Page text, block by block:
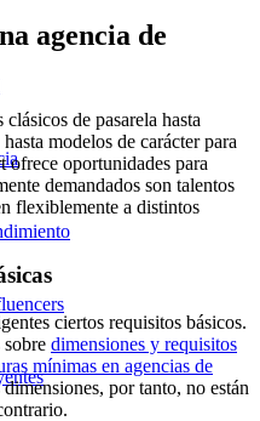
agencia de
de pasarela hasta
modelos de carácter para
oportunidades para
demandados son talentos
flexiblemente a distintos
ciertos requisitos básicos.
dimensiones y requisitos
mínimas en agencias de
por tanto, no están